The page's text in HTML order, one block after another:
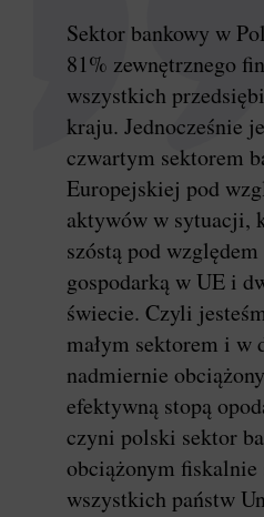
Sektor bankowy w
81% zewnętrznego
wszystkich
kraju. Jednocześnie
czwartym sektorem
Europejskiej pod
aktywów w sytuacji,
szóstą pod
gospodarką w UE i
świecie. Czyli
małym sektorem i w
nadmiernie
efektywną stopą
czyni polski sektor
obciążonym fiskalnie
wszystkich państw